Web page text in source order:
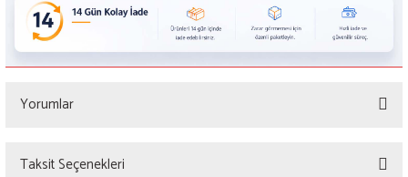
Yorumlar
Taksit Seçenekleri